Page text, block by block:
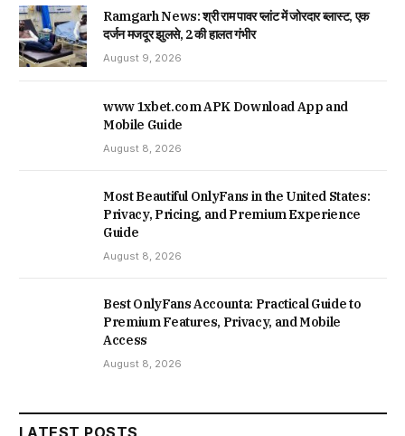
Ramgarh News: श्री राम पावर प्लांट में जोरदार ब्लास्ट, एक
दर्जन मजदूर झुलसे, 2 की हालत गंभीर
August 9, 2026
www 1xbet.com APK Download App and
Mobile Guide
August 8, 2026
Most Beautiful OnlyFans in the United States:
Privacy, Pricing, and Premium Experience
Guide
August 8, 2026
Best OnlyFans Accounta: Practical Guide to
Premium Features, Privacy, and Mobile
Access
August 8, 2026